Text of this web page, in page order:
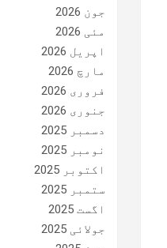
جون 2026
مئی 2026
اپریل 2026
مارچ 2026
فروری 2026
جنوری 2026
دسمبر 2025
نومبر 2025
اکتوبر 2025
ستمبر 2025
اگست 2025
جولائی 2025